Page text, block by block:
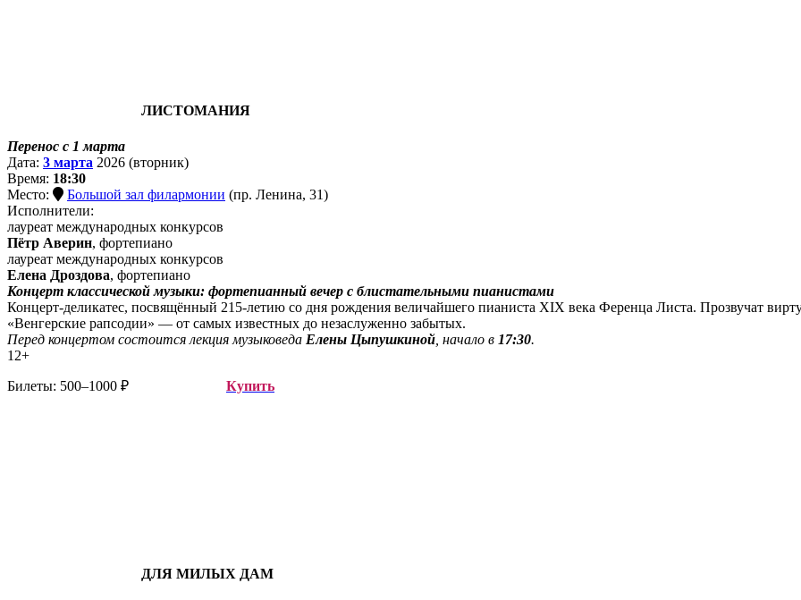
ЛИСТОМАНИЯ
Перенос с 1 марта
Дата: 3 марта 2026 (вторник)
Время: 18:30
Место:
Большой зал филармонии (пр. Ленина, 31)
Исполнители:
лауреат международных конкурсов
Пётр Аверин, фортепиано
лауреат международных конкурсов
Елена Дроздова, фортепиано
Концерт классической музыки: фортепианный вечер с блистательными пианистами
Концерт-деликатес, посвящённый 215-летию со дня рождения величайшего пианиста XIX века Ференца Листа. Прозвучат
«Венгерские рапсодии» — от самых известных до незаслуженно забытых.
Перед концертом состоится лекция музыковеда Елены Цыпушкиной , начало в 17:30.
12+
Билеты: 500–1000 ₽
Купить
ДЛЯ МИЛЫХ ДАМ